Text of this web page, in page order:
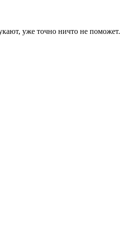
уже точно ничто не поможет.